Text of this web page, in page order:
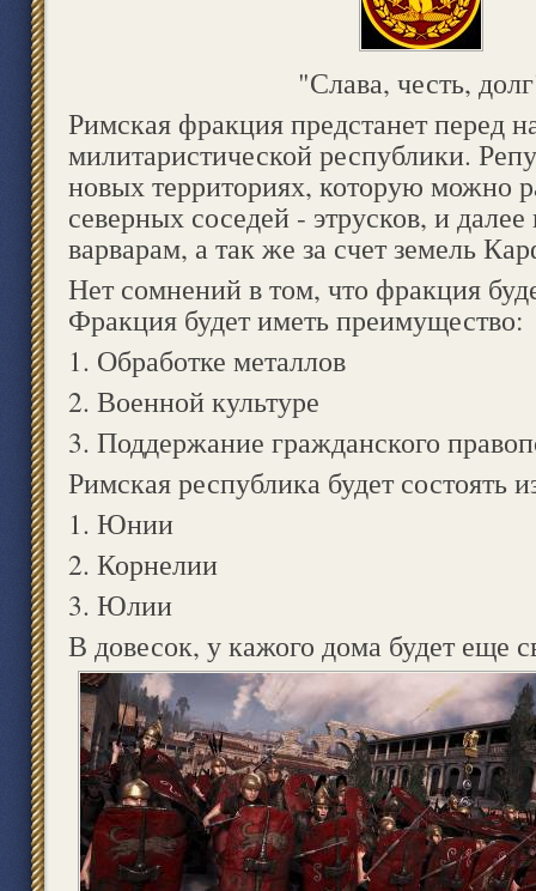
"Слава, честь,
Римская фракция предстанет перед
милитаристической республики.
новых территориях, которую можно
северных соседей - этрусков, и
варварам, а так же за счет земель
Нет сомнений в том, что фракция
Фракция будет иметь преимущество:
1. Обработке металлов
2. Военной культуре
3. Поддержание гражданского
Римская республика будет состоять
1. Юнии
2. Корнелии
3. Юлии
В довесок, у кажого дома будет еще